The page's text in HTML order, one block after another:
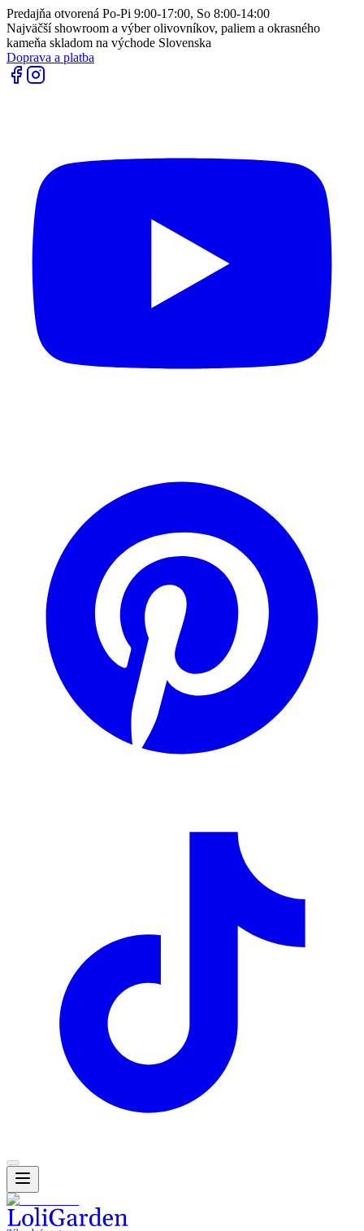
Predajňa otvorená Po-Pi 9:00-17:00, So 8:00-14:00
Najväčší showroom a výber olivovníkov, paliem a okrasného
kameňa skladom na východe Slovenska
Doprava a platba